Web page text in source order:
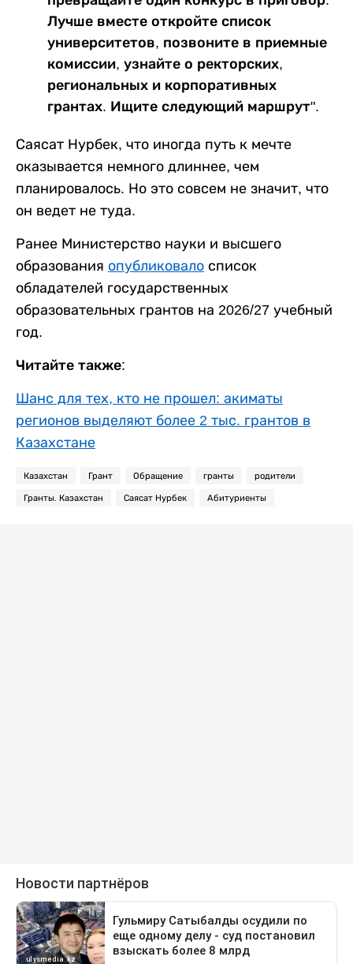
Лучше вместе откройте список
университетов, позвоните в приемные
комиссии, узнайте о ректорских,
региональных и корпоративных
грантах. Ищите следующий маршрут".
Саясат Нурбек, что иногда путь к мечте
оказывается немного длиннее, чем
планировалось. Но это совсем не значит, что
он ведет не туда.
Ранее Министерство науки и высшего
образования опубликовало список
обладателей государственных
образовательных грантов на 2026/27 учебный
год.
Читайте также:
Шанс для тех, кто не прошел: акиматы
регионов выделяют более 2 тыс. грантов в
Казахстане
Казахстан Грант Обращение гранты родители
Гранты. Казахстан Саясат Нурбек Абитуриенты